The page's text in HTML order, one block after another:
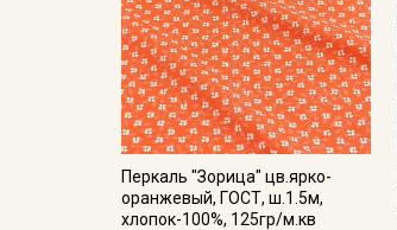
Перкаль "Зорица" цв.ярко-
оранжевый, ГОСТ, ш.1.5м,
хлопок-100%, 125гр/м.кв